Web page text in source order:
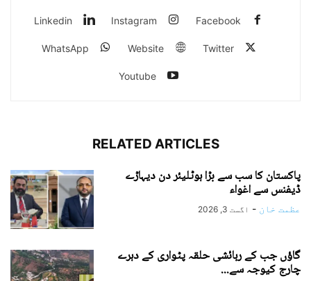
Facebook
Instagram
Linkedin
Twitter
Website
WhatsApp
Youtube
RELATED ARTICLES
پاکستان کا سب سے بڑا ہوٹلیئر دن دیہاڑے
ڈیفنس سے اغواء
عظمت خان - اگست 3, 2026
گاؤں جب کے رہائشی حلقہ پٹواری کے دہرے
چارج کیوجہ سے...